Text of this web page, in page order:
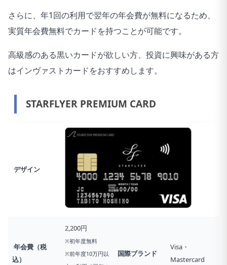
さらに、年1回の利用で翌年の年会費が無料になるため、
実質年会費無料でカードを持つことが可能です。
高級感のある黒いカードが欲しい方、投資に興味がある方
はインヴァストカードをおすすめします。
STARFLYER PREMIUM CARD
デザイン
年会費（税
込）
2,200円
※初年度無料
※前年度10万円以
国際ブランド
Visa・
Mastercard